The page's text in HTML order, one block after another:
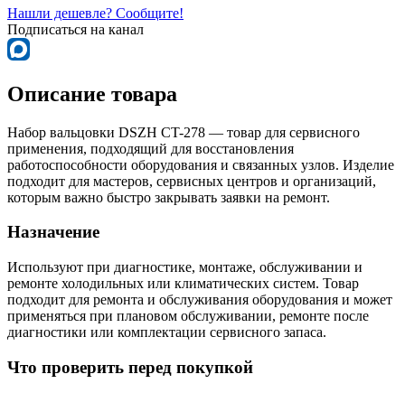
Нашли дешевле? Сообщите!
Подписаться на канал
Описание товара
Набор вальцовки DSZH CT-278 — товар для сервисного
применения, подходящий для восстановления
работоспособности оборудования и связанных узлов. Изделие
подходит для мастеров, сервисных центров и организаций,
которым важно быстро закрывать заявки на ремонт.
Назначение
Используют при диагностике, монтаже, обслуживании и
ремонте холодильных или климатических систем. Товар
подходит для ремонта и обслуживания оборудования и может
применяться при плановом обслуживании, ремонте после
диагностики или комплектации сервисного запаса.
Что проверить перед покупкой